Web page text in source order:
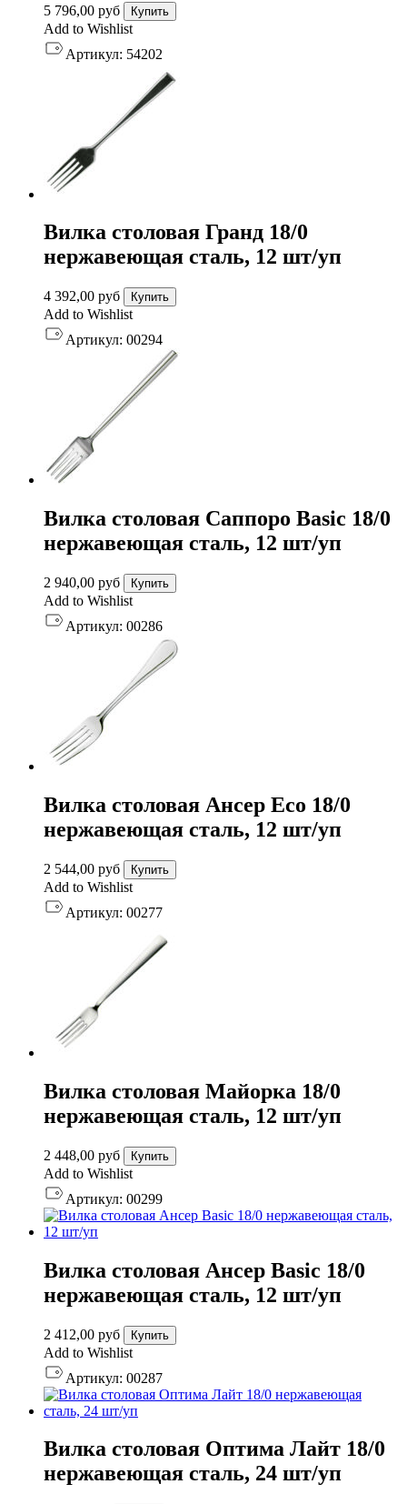
5 796,00 руб Купить
Add to Wishlist
Артикул: 54202
Вилка столовая Гранд 18/0
нержавеющая сталь, 12 шт/уп
4 392,00 руб Купить
Add to Wishlist
Артикул: 00294
Вилка столовая Саппоро Basic 18/0
нержавеющая сталь, 12 шт/уп
2 940,00 руб Купить
Add to Wishlist
Артикул: 00286
Вилка столовая Ансер Eco 18/0
нержавеющая сталь, 12 шт/уп
2 544,00 руб Купить
Add to Wishlist
Артикул: 00277
Вилка столовая Майорка 18/0
нержавеющая сталь, 12 шт/уп
2 448,00 руб Купить
Add to Wishlist
Артикул: 00299
Вилка столовая Ансер Basic 18/0
нержавеющая сталь, 12 шт/уп
2 412,00 руб Купить
Add to Wishlist
Артикул: 00287
Вилка столовая Оптима Лайт 18/0
нержавеющая сталь, 24 шт/уп